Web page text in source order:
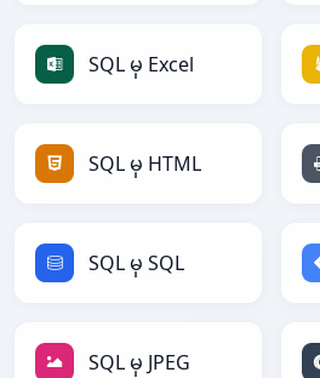
SQL မှ Excel
SQL မှ HTML
SQL မှ SQL
SQL မှ JPEG